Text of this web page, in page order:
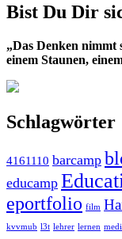
Bist Du Dir
„Das Denken nimmt
einem Staunen,
Schlagwörter
4161110 barcamp
educamp
eportfolio film
kvvmub l3t lehrer lernen